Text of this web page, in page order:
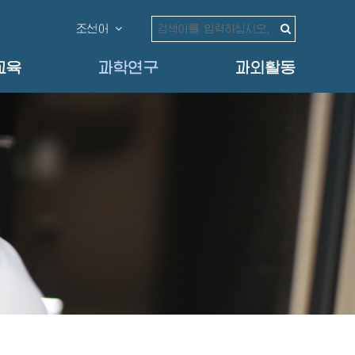
조선어
육 과학연구 과외활동